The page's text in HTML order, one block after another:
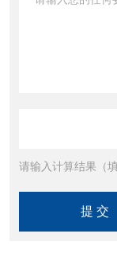
请输入计算结果（